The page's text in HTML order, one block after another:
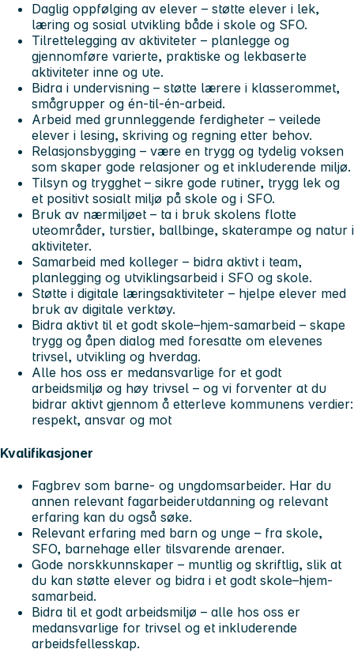
Daglig oppfølging av elever – støtte elever i lek,
læring og sosial utvikling både i skole og SFO.
Tilrettelegging av aktiviteter – planlegge og
gjennomføre varierte, praktiske og lekbaserte
aktiviteter inne og ute.
Bidra i undervisning – støtte lærere i klasserommet,
smågrupper og én-til-én-arbeid.
Arbeid med grunnleggende ferdigheter – veilede
elever i lesing, skriving og regning etter behov.
Relasjonsbygging – være en trygg og tydelig voksen
som skaper gode relasjoner og et inkluderende miljø.
Tilsyn og trygghet – sikre gode rutiner, trygg lek og
et positivt sosialt miljø på skole og i SFO.
Bruk av nærmiljøet – ta i bruk skolens flotte
uteområder, turstier, ballbinge, skaterampe og natur i
aktiviteter.
Samarbeid med kolleger – bidra aktivt i team,
planlegging og utviklingsarbeid i SFO og skole.
Støtte i digitale læringsaktiviteter – hjelpe elever med
bruk av digitale verktøy.
Bidra aktivt til et godt skole–hjem-samarbeid – skape
trygg og åpen dialog med foresatte om elevenes
trivsel, utvikling og hverdag.
Alle hos oss er medansvarlige for et godt
arbeidsmiljø og høy trivsel – og vi forventer at du
bidrar aktivt gjennom å etterleve kommunens verdier:
respekt, ansvar og mot
Kvalifikasjoner
Fagbrev som barne- og ungdomsarbeider. Har du
annen relevant fagarbeiderutdanning og relevant
erfaring kan du også søke.
Relevant erfaring med barn og unge – fra skole,
SFO, barnehage eller tilsvarende arenaer.
Gode norskkunnskaper – muntlig og skriftlig, slik at
du kan støtte elever og bidra i et godt skole–hjem-
samarbeid.
Bidra til et godt arbeidsmiljø – alle hos oss er
medansvarlige for trivsel og et inkluderende
arbeidsfellesskap.